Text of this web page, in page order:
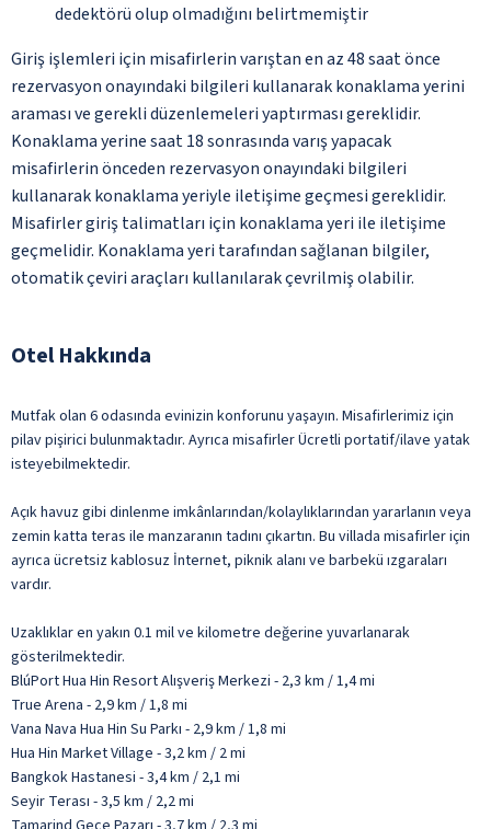
dedektörü olup olmadığını belirtmemiştir
Giriş işlemleri için misafirlerin varıştan en az 48 saat önce
rezervasyon onayındaki bilgileri kullanarak konaklama yerini
araması ve gerekli düzenlemeleri yaptırması gereklidir.
Konaklama yerine saat 18 sonrasında varış yapacak
misafirlerin önceden rezervasyon onayındaki bilgileri
kullanarak konaklama yeriyle iletişime geçmesi gereklidir.
Misafirler giriş talimatları için konaklama yeri ile iletişime
geçmelidir. Konaklama yeri tarafından sağlanan bilgiler,
otomatik çeviri araçları kullanılarak çevrilmiş olabilir.
Otel Hakkında
Mutfak olan 6 odasında evinizin konforunu yaşayın. Misafirlerimiz için
pilav pişirici bulunmaktadır. Ayrıca misafirler Ücretli portatif/ilave yatak
isteyebilmektedir.
Açık havuz gibi dinlenme imkânlarından/kolaylıklarından yararlanın veya
zemin katta teras ile manzaranın tadını çıkartın. Bu villada misafirler için
ayrıca ücretsiz kablosuz İnternet, piknik alanı ve barbekü ızgaraları
vardır.
Uzaklıklar en yakın 0.1 mil ve kilometre değerine yuvarlanarak
gösterilmektedir.
BlúPort Hua Hin Resort Alışveriş Merkezi - 2,3 km / 1,4 mi
True Arena - 2,9 km / 1,8 mi
Vana Nava Hua Hin Su Parkı - 2,9 km / 1,8 mi
Hua Hin Market Village - 3,2 km / 2 mi
Bangkok Hastanesi - 3,4 km / 2,1 mi
Seyir Terası - 3,5 km / 2,2 mi